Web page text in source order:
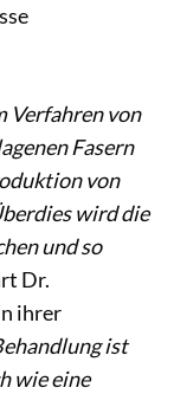
Verfahren von
Fasern
von
wird die
und so
Dr.
ihrer
ist
wie eine